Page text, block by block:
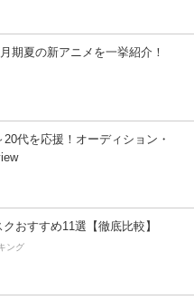
期夏の新アニメを一挙紹介！
代を応援！オーディション・
おすすめ11選【徹底比較】
ング